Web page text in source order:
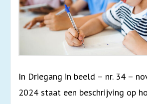
In Driegang in beeld – nr. 34 –
2024 staat een beschrijving op